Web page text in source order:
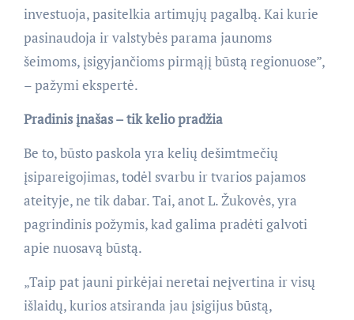
investuoja, pasitelkia artimųjų pagalbą. Kai kurie
pasinaudoja ir valstybės parama jaunoms
šeimoms, įsigyjančioms pirmąjį būstą regionuose”,
– pažymi ekspertė.
Pradinis įnašas – tik kelio pradžia
Be to, būsto paskola yra kelių dešimtmečių
įsipareigojimas, todėl svarbu ir tvarios pajamos
ateityje, ne tik dabar. Tai, anot L. Žukovės, yra
pagrindinis požymis, kad galima pradėti galvoti
apie nuosavą būstą.
„Taip pat jauni pirkėjai neretai neįvertina ir visų
išlaidų, kurios atsiranda jau įsigijus būstą,